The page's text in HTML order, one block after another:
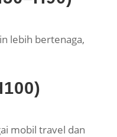
lebih bertenaga,
mobil travel dan